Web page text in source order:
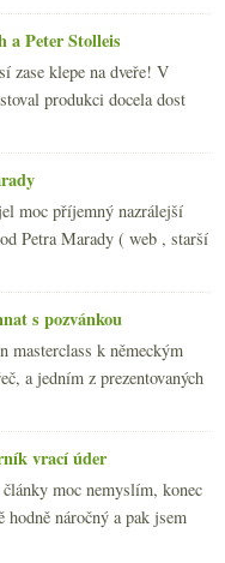
a Peter Stolleis
zase klepe na dveře! V
produkci docela dost
moc příjemný nazrálejší
Petra Marady ( web , starší
s pozvánkou
masterclass k německým
a jedním z prezentovaných
vrací úder
moc nemyslím, konec
hodně náročný a pak jsem